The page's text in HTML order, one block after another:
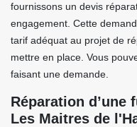
fournissons un devis
engagement. Cette
tarif adéquat au projet de
mettre en place. Vous
faisant une demande.
Réparation d’une
Les Maitres de